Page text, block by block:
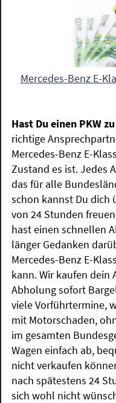
Mercedes-Benz E-
Hast Du einen PKW
richtige
Mercedes-Benz E-
Zustand es ist. Jedes
das für alle
schon kannst Du dich
von 24 Stunden
hast einen schnellen
länger Gedanken
Mercedes-Benz E-
kann. Wir kaufen dein
Abholung sofort
viele Vorführtermine,
mit Motorschaden,
im gesamten
Wagen einfach ab,
nicht verkaufen
nach spätestens 24
sich wohl nicht